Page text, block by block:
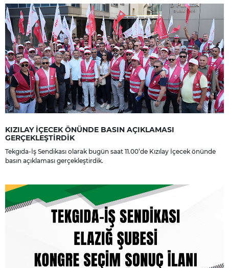
KIZILAY İÇECEK ÖNÜNDE BASIN AÇIKLAMASI
GERÇEKLEŞTİRDİK
Tekgıda-İş Sendikası olarak bugün saat 11.00’de Kızılay İçecek önünde
basın açıklaması gerçekleştirdik.